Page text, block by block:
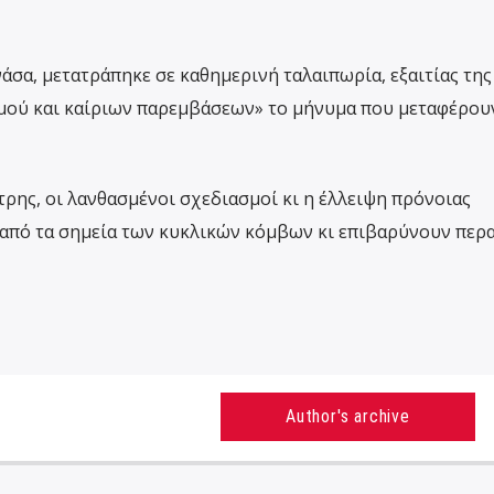
μετατράπηκε σε καθημερινή ταλαιπωρία, εξαιτίας της
και καίριων παρεμβάσεων» το μήνυμα που
οι λανθασμένοι σχεδιασμοί κι η έλλειψη πρόνοιας
τα σημεία των κυκλικών κόμβων κι επιβαρύνουν
Author's archive